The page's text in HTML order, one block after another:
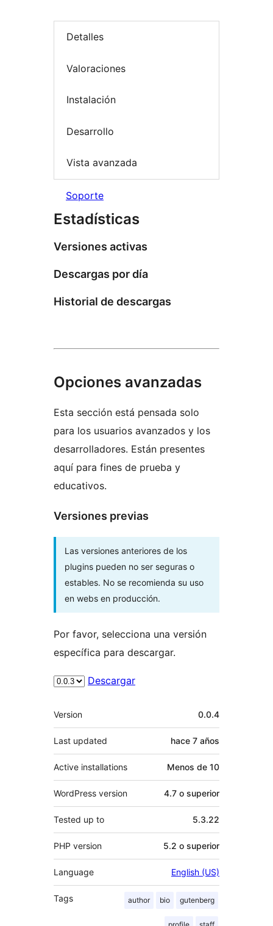
Detalles
Valoraciones
Instalación
Desarrollo
Vista avanzada
Soporte
Estadísticas
Versiones activas
Descargas por día
Historial de descargas
Opciones avanzadas
Esta sección está pensada solo
para los usuarios avanzados y los
desarrolladores. Están presentes
aquí para fines de prueba y
educativos.
Versiones previas
Las versiones anteriores de los
plugins pueden no ser seguras o
estables. No se recomienda su uso
en webs en producción.
Por favor, selecciona una versión
específica para descargar.
Descargar
Meta
Version 0.0.4
Last updated hace 7 años
Active installations Menos de 10
WordPress version 4.7 o superior
Tested up to 5.3.22
PHP version 5.2 o superior
Language English (US)
Tags author bio gutenberg
profile staff